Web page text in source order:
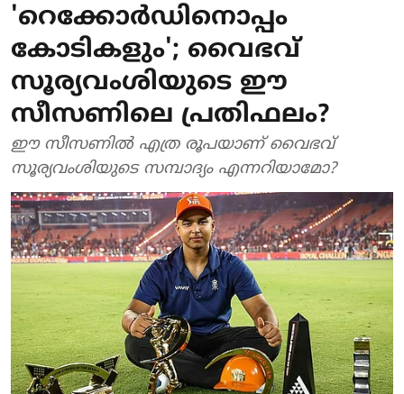
'റെക്കോർഡിനൊപ്പം
കോടികളും'; വൈഭവ്
സൂര്യവംശിയുടെ ഈ
സീസണിലെ പ്രതിഫലം?
ഈ സീസണിൽ എത്ര രൂപയാണ് വൈഭവ്
സൂര്യവംശിയുടെ സമ്പാദ്യം എന്നറിയാമോ?